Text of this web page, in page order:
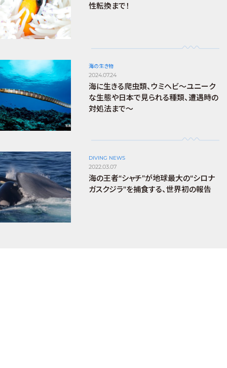
性転換まで！
海の生き物
2024.07.24
海に生きる爬虫類、ウミヘビ～ユニーク
な生態や日本で見られる種類、遭遇時の
対処法まで～
DIVING NEWS
2022.03.07
海の王者“シャチ”が地球最大の“シロナ
ガスクジラ”を捕食する、世界初の報告